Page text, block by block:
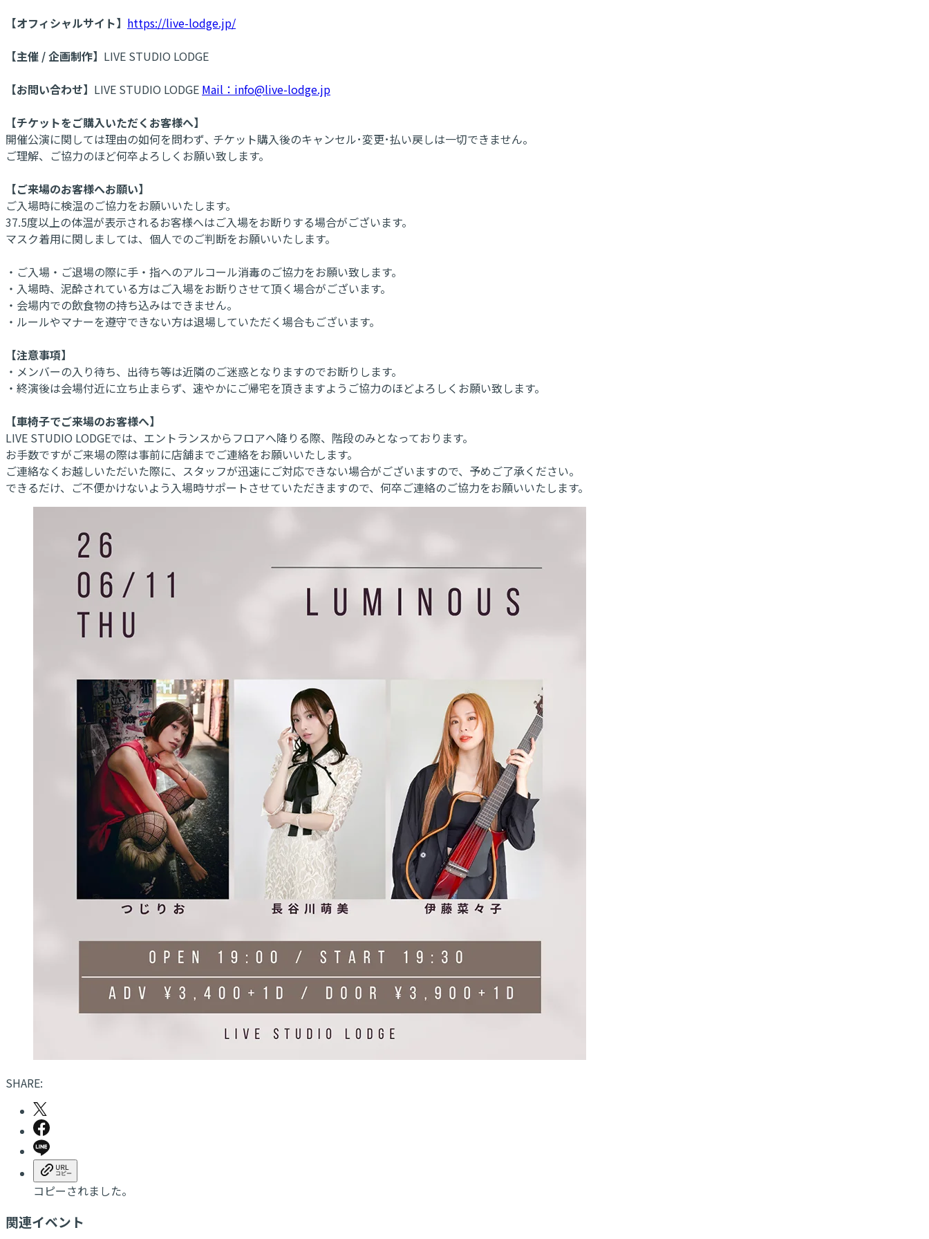
【オフィシャルサイト】 https://live-lodge.jp/
【主催 / 企画制作】 LIVE STUDIO LODGE
【お問い合わせ】 LIVE STUDIO LODGE Mail：info@live-lodge.jp
【チケットをご購入いただくお客様へ】
開催公演に関しては理由の如何を問わず､ チケット購入後のキャンセル･変更･払い戻しは一切できません。
ご理解、ご協力のほど何卒よろしくお願い致します。
【ご来場のお客様へお願い】
ご入場時に検温のご協力をお願いいたします。
37.5度以上の体温が表示されるお客様へはご入場をお断りする場合がございます。
マスク着用に関しましては、個人でのご判断をお願いいたします。
・ご入場・ご退場の際に手・指へのアルコール消毒のご協力をお願い致します。
・入場時、泥酔されている方はご入場をお断りさせて頂く場合がございます。
・会場内での飲食物の持ち込みはできません。
・ルールやマナーを遵守できない方は退場していただく場合もございます。
【注意事項】
・メンバーの入り待ち、出待ち等は近隣のご迷惑となりますのでお断りします。
・終演後は会場付近に立ち止まらず、速やかにご帰宅を頂きますようご協力のほどよろしくお願い致します。
【車椅子でご来場のお客様へ】
LIVE STUDIO LODGEでは、エントランスからフロアへ降りる際、階段のみとなっております。
お手数ですがご来場の際は事前に店舗までご連絡をお願いいたします。
ご連絡なくお越しいただいた際に、スタッフが迅速にご対応できない場合がございますので、予めご了承ください。
できるだけ、ご不便かけないよう入場時サポートさせていただきますので、何卒ご連絡のご協力をお願いいたします。
SHARE:
コピーされました。
関連イベント